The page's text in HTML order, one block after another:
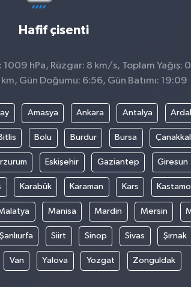
Hafif çisenti
1009 hPa, Rüzgar: 8 km/s, Toplam Yağış:
Gün Doğumu: 6:56, Gün Batımı: 19:09
Amasya Ankara Antalya
Bolu Burdur Bursa
Eskişehir Gaziantep Giresun
Karabük Karaman Kars
Manisa Mardin Mersin
Şanlıurfa Siirt Sinop Sivas Şırnak
Van Yalova Yozgat Zonguldak